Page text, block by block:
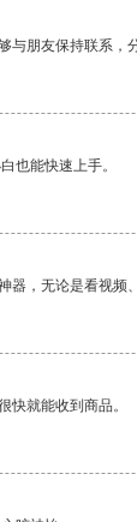
朋友保持联系，
也能快速上手。
器，无论是看视频
快就能收到商品。